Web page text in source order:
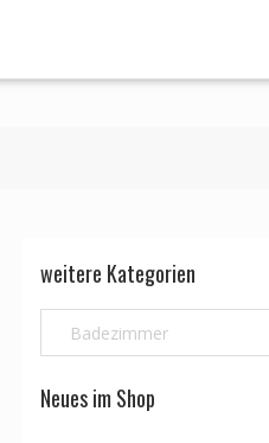
weitere Kategorien
Badezimmer
Neues im Shop